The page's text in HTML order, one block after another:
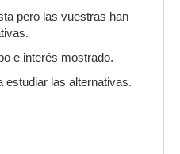
pero las vuestras han
e interés mostrado.
estudiar las alternativas.